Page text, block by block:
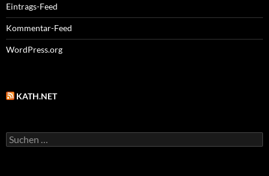
Eintrags-Feed
Kommentar-Feed
WordPress.org
KATH.NET
Suchen
nach: